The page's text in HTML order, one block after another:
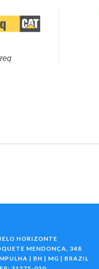
HORIZONTE
MENDONÇA, 348
| BH | MG | BRAZIL